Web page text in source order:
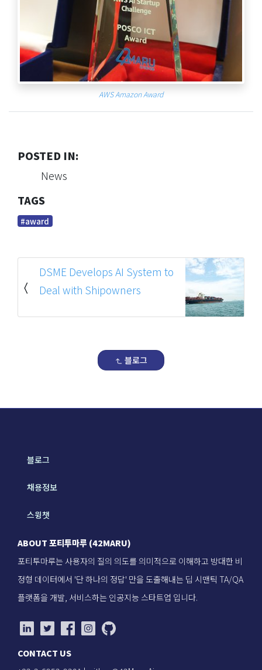
AWS Amazon Award
POSTED IN:
News
TAGS
#award
DSME Develops AI System to
Deal with Shipowners
블로그
블로그
채용정보
스윙챗
ABOUT 포티투마루 (42MARU)
포티투마루는 사용자의 질의 의도를 의미적으로 이해하고 방대한 비
정형 데이터에서 '단 하나의 정답' 만을 도출해내는 딥 시맨틱 TA/QA
플랫폼을 개발, 서비스하는 인공지능 스타트업 입니다.
CONTACT US